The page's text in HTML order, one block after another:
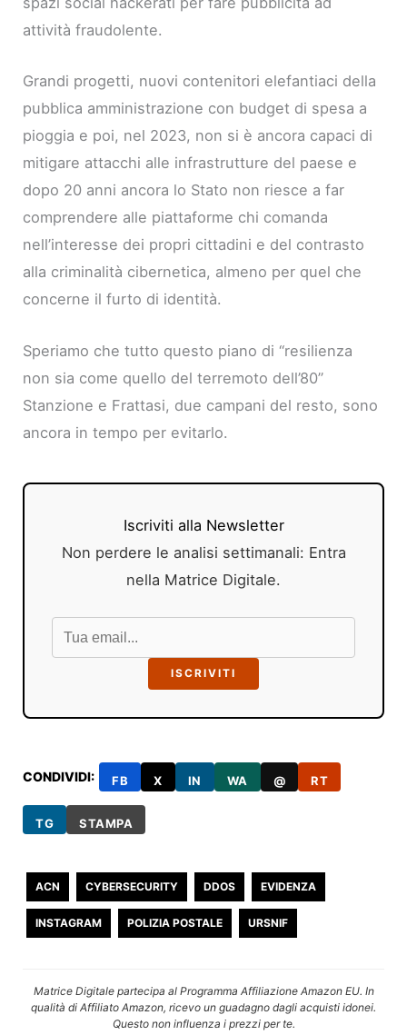
attività fraudolente.
Grandi progetti, nuovi contenitori elefantiaci della
pubblica amministrazione con budget di spesa a
pioggia e poi, nel 2023, non si è ancora capaci di
mitigare attacchi alle infrastrutture del paese e
dopo 20 anni ancora lo Stato non riesce a far
comprendere alle piattaforme chi comanda
nell’interesse dei propri cittadini e del contrasto
alla criminalità cibernetica, almeno per quel che
concerne il furto di identità.
Speriamo che tutto questo piano di “resilienza
non sia come quello del terremoto dell’80”
Stanzione e Frattasi, due campani del resto, sono
ancora in tempo per evitarlo.
Iscriviti alla Newsletter
Non perdere le analisi settimanali: Entra
nella Matrice Digitale.
ISCRIVITI
CONDIVIDI: FB X IN WA @ RT
TG STAMPA
ACN CYBERSECURITY DDOS EVIDENZA
INSTAGRAM POLIZIA POSTALE URSNIF
Matrice Digitale partecipa al Programma Affiliazione Amazon EU. In
qualità di Affiliato Amazon, ricevo un guadagno dagli acquisti idonei.
Questo non influenza i prezzi per te.